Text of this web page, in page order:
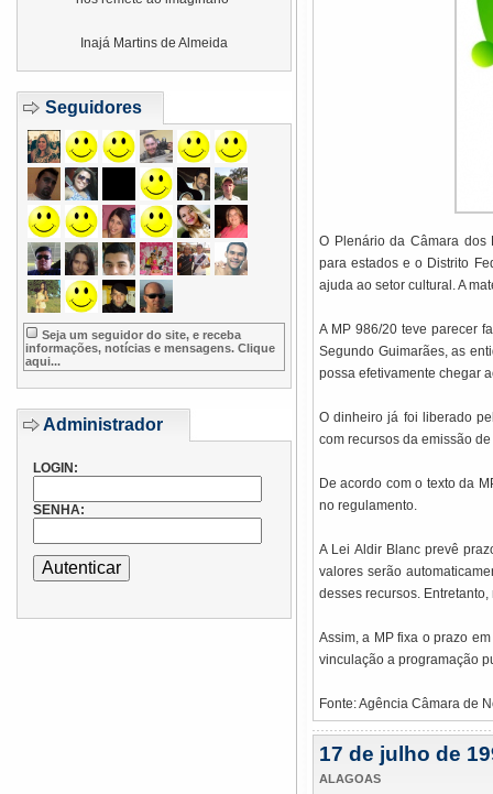
Inajá Martins de Almeida
Seguidores
Seja um seguidor do site, e receba
informações, notícias e mensagens. Clique
aqui...
Administrador
LOGIN:
SENHA:
O Plenário da Câmara dos
para estados e o Distrito
ajuda ao setor cultural. A
A MP 986/20 teve parecer
Segundo Guimarães, as
possa efetivamente chegar
O dinheiro já foi liberado
com recursos da emissão
De acordo com o texto da
no regulamento.
A Lei Aldir Blanc prevê
valores serão
desses recursos.
Assim, a MP fixa o prazo
vinculação a programação
Fonte: Agência Câmara de
17 de julho de
ALAGOAS